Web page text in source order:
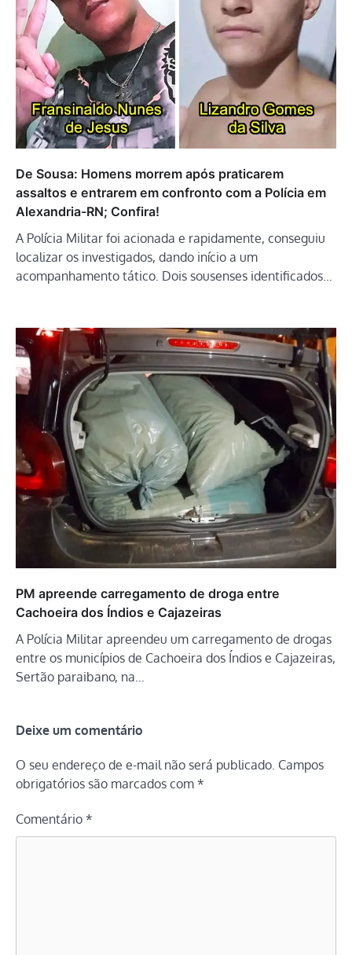
De Sousa: Homens morrem após praticarem
assaltos e entrarem em confronto com a Polícia em
Alexandria-RN; Confira!
A Polícia Militar foi acionada e rapidamente, conseguiu
localizar os investigados, dando início a um
acompanhamento tático. Dois sousenses identificados…
PM apreende carregamento de droga entre
Cachoeira dos Índios e Cajazeiras
A Polícia Militar apreendeu um carregamento de drogas
entre os municípios de Cachoeira dos Índios e Cajazeiras,
Sertão paraibano, na…
Deixe um comentário
O seu endereço de e-mail não será publicado. Campos
obrigatórios são marcados com *
Comentário *